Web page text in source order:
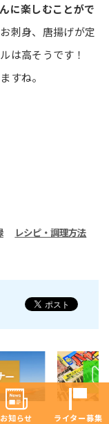
に楽しむことがで
刺身、唐揚げが定
は高そうです！
すね。
レシピ・調理方法
お知らせ ライター募集